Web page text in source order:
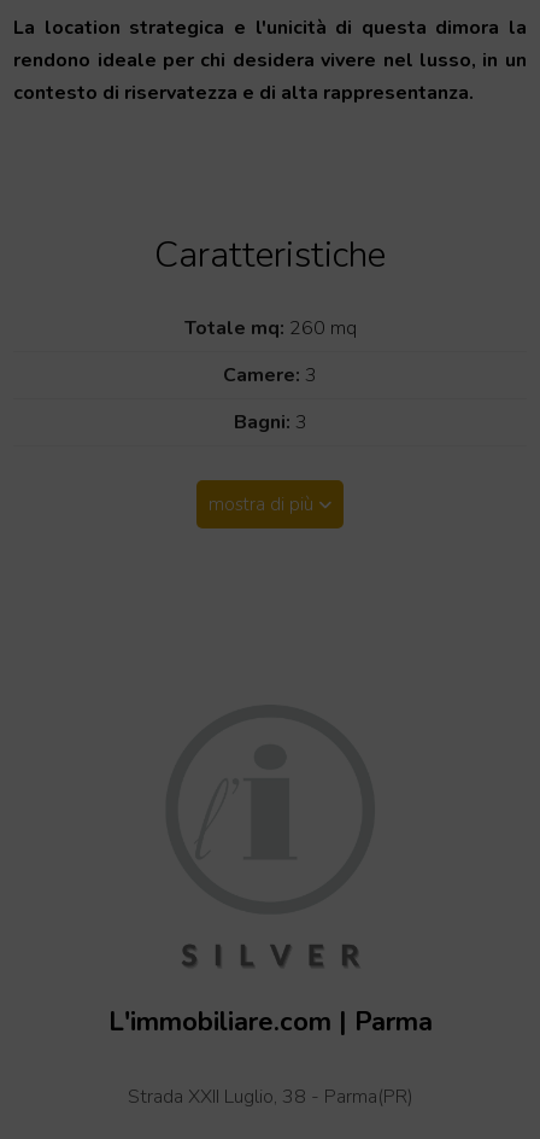
La location strategica e l'unicità di questa dimora la
rendono ideale per chi desidera vivere nel lusso, in un
contesto di riservatezza e di alta rappresentanza.
Caratteristiche
Totale mq: 260 mq
Camere: 3
Bagni: 3
mostra di più
L'immobiliare.com | Parma
Strada XXII Luglio, 38 - Parma(PR)